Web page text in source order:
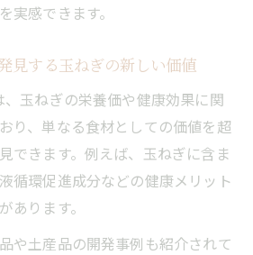
実感できます。
見する玉ねぎの新しい価値
玉ねぎの栄養価や健康効果に関
り、単なる食材としての価値を超
できます。例えば、玉ねぎに含ま
循環促進成分などの健康メリット
あります。
や土産品の開発事例も紹介されて